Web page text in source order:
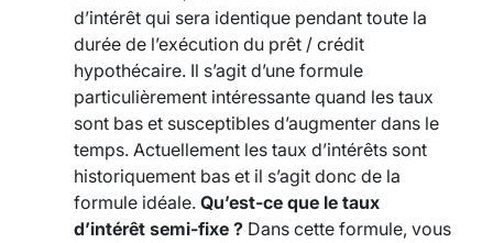
d’intérêt qui sera identique pendant toute la
durée de l’exécution du prêt / crédit
hypothécaire. Il s’agit d’une formule
particulièrement intéressante quand les taux
sont bas et susceptibles d’augmenter dans le
temps. Actuellement les taux d’intérêts sont
historiquement bas et il s’agit donc de la
formule idéale. Qu’est-ce que le taux
d’intérêt semi-fixe ? Dans cette formule, vous